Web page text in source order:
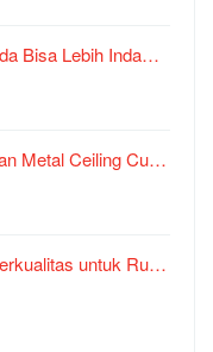
Bisa Lebih Inda…
Metal Ceiling Cu…
untuk Ru…